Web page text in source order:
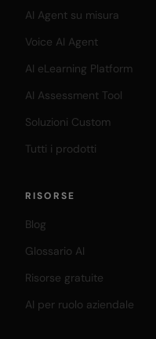
AI Agent su misura
Voice AI Agent
AI eLearning Platform
AI Assessment Tool
Soluzioni Custom
Tutti i prodotti
RISORSE
Blog
Glossario AI
Risorse gratuite
AI per ruolo aziendale